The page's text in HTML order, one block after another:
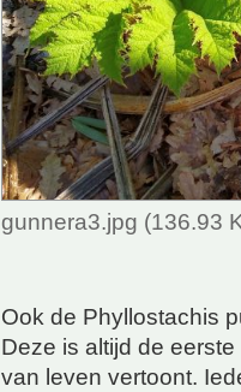
gunnera3.jpg (136.93
Ook de Phyllostachis
Deze is altijd de
van leven vertoont.